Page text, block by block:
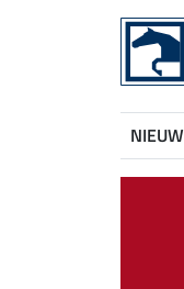
NIEUW